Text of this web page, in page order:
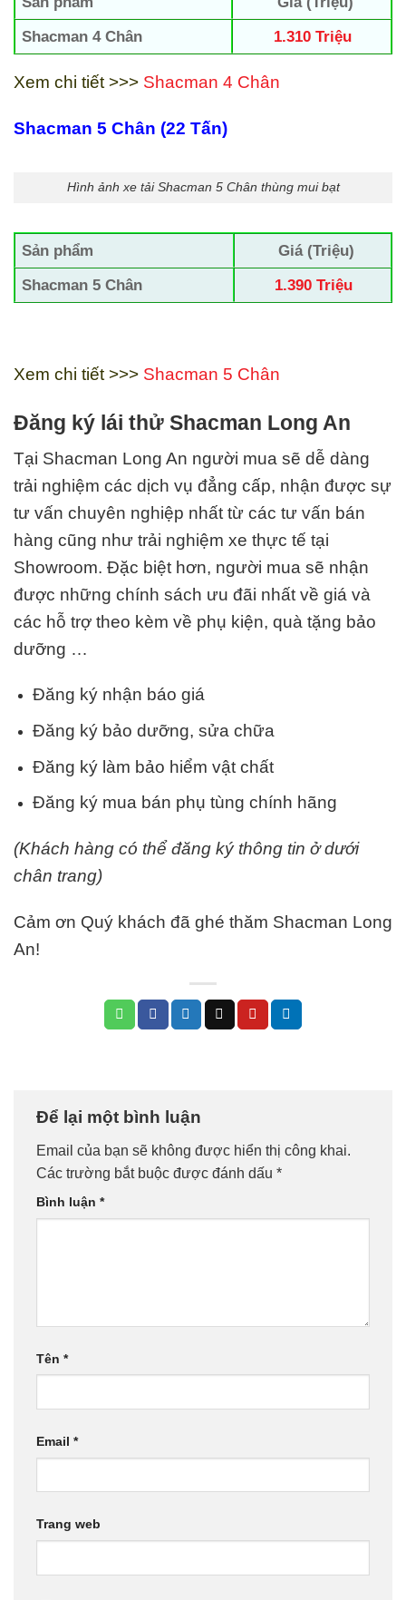
Shacman 4 Chân
1.310 Triệu
Xem chi tiết >>> Shacman 4 Chân
Shacman 5 Chân (22 Tấn)
Hình ảnh xe tải Shacman 5 Chân thùng mui bạt
Sản phẩm
Giá (Triệu)
Shacman 5 Chân
1.390 Triệu
Xem chi tiết >>> Shacman 5 Chân
Đăng ký lái thử Shacman Long An
Tại Shacman Long An người mua sẽ dễ dàng
trải nghiệm các dịch vụ đẳng cấp, nhận được sự
tư vấn chuyên nghiệp nhất từ các tư vấn bán
hàng cũng như trải nghiệm xe thực tế tại
Showroom. Đặc biệt hơn, người mua sẽ nhận
được những chính sách ưu đãi nhất về giá và
các hỗ trợ theo kèm về phụ kiện, quà tặng bảo
dưỡng …
Đăng ký nhận báo giá
Đăng ký bảo dưỡng, sửa chữa
Đăng ký làm bảo hiểm vật chất
Đăng ký mua bán phụ tùng chính hãng
(Khách hàng có thể đăng ký thông tin ở dưới
chân trang)
Cảm ơn Quý khách đã ghé thăm Shacman Long
An!
Để lại một bình luận
Email của bạn sẽ không được hiển thị công khai.
Các trường bắt buộc được đánh dấu *
Bình luận *
Tên *
Email *
Trang web